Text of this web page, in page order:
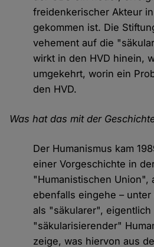
freidenkerischer Akteur
gekommen ist. Die
vehement auf die
wirkt in den HVD hinein,
umgekehrt, worin ein
den HVD.
Was hat das mit der
Der Humanismus kam
einer Vorgeschichte in
"Humanistischen Union",
ebenfalls eingehe –
als "säkularer", eigentlich
"säkularisierender"
zeige, was hiervon aus